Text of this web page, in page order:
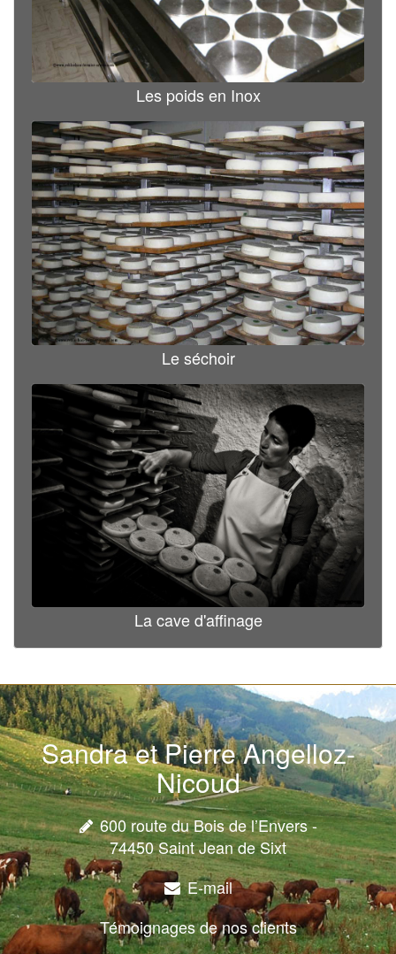
Les poids en Inox
Le séchoir
La cave d'affinage
Sandra et Pierre Angelloz-
Nicoud
600 route du Bois de l’Envers -
74450 Saint Jean de Sixt
E-mail
Témoignages de nos clients